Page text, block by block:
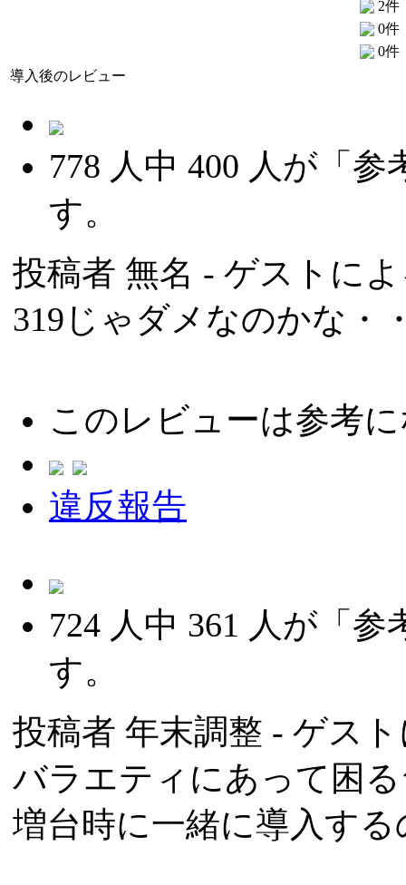
2件
0件
0件
導入後のレビュー
778 人中 400 人が「参
す。
投稿者 無名 - ゲストに
319じゃダメなのかな・
このレビューは参考
違反報告
724 人中 361 人が「参
す。
投稿者 年末調整 - ゲス
バラエティにあって困
増台時に一緒に導入す